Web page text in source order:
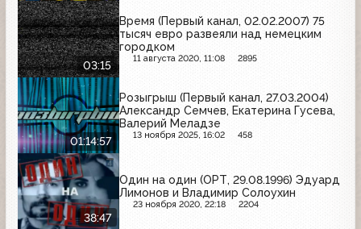
03:15
Время (Первый канал, 02.02.2007) 75
тысяч евро развеяли над немецким
городком
11 августа 2020, 11:08 2895
01:14:57
Розыгрыш (Первый канал, 27.03.2004)
Александр Семчев, Екатерина Гусева,
Валерий Меладзе
13 ноября 2025, 16:02 458
38:47
Один на один (ОРТ, 29.08.1996) Эдуард
Лимонов и Владимир Солоухин
23 ноября 2020, 22:18 2204